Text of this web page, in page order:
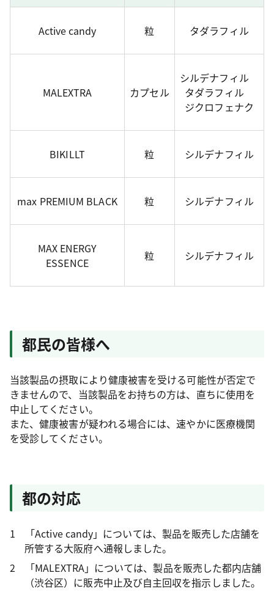
Active candy 粒 タダラフィル
MALEXTRA カプセル
シルデナフィル
タダラフィル
ジクロフェナク
BIKILLT 粒 シルデナフィル
max PREMIUM BLACK 粒 シルデナフィル
MAX ENERGY
ESSENCE
粒 シルデナフィル
都民の皆様へ
当該製品の摂取により健康被害を受ける可能性が否定で
きませんので、当該製品をお持ちの方は、直ちに使用を
中止してください。
また、健康被害が疑われる場合には、速やかに医療機関
を受診してください。
都の対応
1 「Active candy」については、製品を販売した店舗を
所管する大阪府へ通報しました。
2 「MALEXTRA」については、製品を販売した都内店舗
（渋谷区）に販売中止及び自主回収を指示しました。